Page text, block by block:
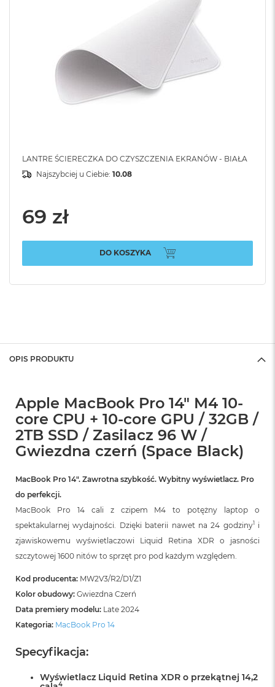
LANTRE ŚCIERECZKA DO CZYSZCZENIA EKRANÓW - BIAŁA
Najszybciej u Ciebie: 10.08
69 zł
DO KOSZYKA
OPIS PRODUKTU
Apple MacBook Pro 14" M4 10-
core CPU + 10-core GPU / 32GB /
2TB SSD / Zasilacz 96 W /
Gwiezdna czerń (Space Black)
MacBook Pro 14″. Zawrotna szybkość. Wybitny wyświetlacz. Pro
do perfekcji.
MacBook Pro 14 cali z czipem M4 to potężny laptop o
spektakularnej wydajności. Dzięki baterii nawet na 24 godziny1i
zjawiskowemu wyświetlaczowi Liquid Retina XDR o jasności
szczytowej 1600 nitów to sprzęt pro pod każdym względem.
Kod producenta: MW2V3/R2/D1/Z1
Kolor obudowy: Gwiezdna Czerń
Data premiery modelu: Late 2024
Kategoria: MacBook Pro 14
Specyfikacja:
Wyświetlacz Liquid Retina XDR o przekątnej 14,2
4